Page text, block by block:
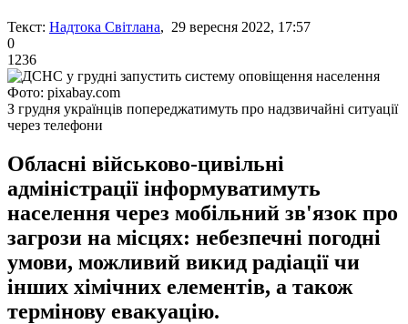
Текст: Надтока Світлана, 29 вересня 2022, 17:57
0
1236
Фото: pixabay.com
З грудня українців попереджатимуть про надзвичайні ситуації
через телефони
Обласні військово-цивільні
адміністрації інформуватимуть
населення через мобільний зв'язок про
загрози на місцях: небезпечні погодні
умови, можливий викид радіації чи
інших хімічних елементів, а також
термінову евакуацію.